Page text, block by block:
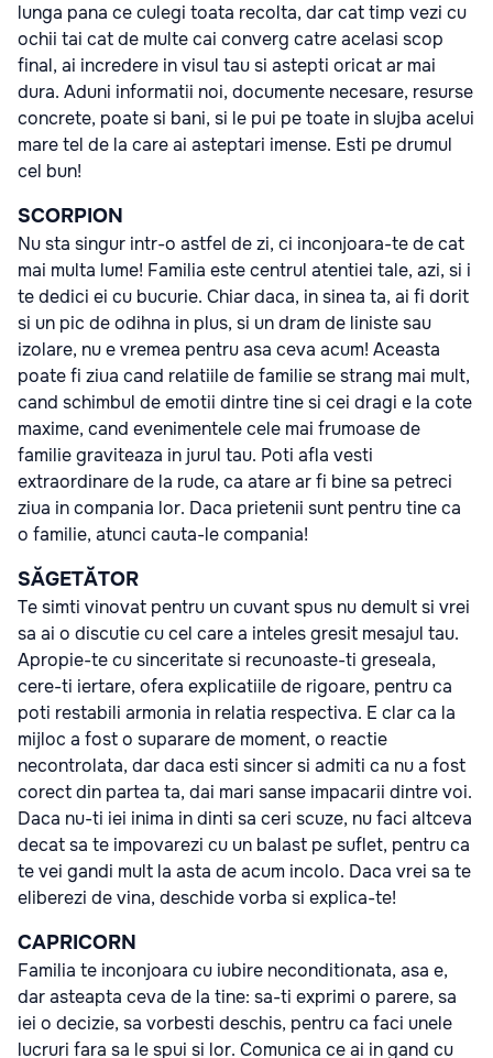
lunga pana ce culegi toata recolta, dar cat timp vezi cu
ochii tai cat de multe cai converg catre acelasi scop
final, ai incredere in visul tau si astepti oricat ar mai
dura. Aduni informatii noi, documente necesare, resurse
concrete, poate si bani, si le pui pe toate in slujba acelui
mare tel de la care ai asteptari imense. Esti pe drumul
cel bun!
SCORPION
Nu sta singur intr-o astfel de zi, ci inconjoara-te de cat
mai multa lume! Familia este centrul atentiei tale, azi, si i
te dedici ei cu bucurie. Chiar daca, in sinea ta, ai fi dorit
si un pic de odihna in plus, si un dram de liniste sau
izolare, nu e vremea pentru asa ceva acum! Aceasta
poate fi ziua cand relatiile de familie se strang mai mult,
cand schimbul de emotii dintre tine si cei dragi e la cote
maxime, cand evenimentele cele mai frumoase de
familie graviteaza in jurul tau. Poti afla vesti
extraordinare de la rude, ca atare ar fi bine sa petreci
ziua in compania lor. Daca prietenii sunt pentru tine ca
o familie, atunci cauta-le compania!
SĂGETĂTOR
Te simti vinovat pentru un cuvant spus nu demult si vrei
sa ai o discutie cu cel care a inteles gresit mesajul tau.
Apropie-te cu sinceritate si recunoaste-ti greseala,
cere-ti iertare, ofera explicatiile de rigoare, pentru ca
poti restabili armonia in relatia respectiva. E clar ca la
mijloc a fost o suparare de moment, o reactie
necontrolata, dar daca esti sincer si admiti ca nu a fost
corect din partea ta, dai mari sanse impacarii dintre voi.
Daca nu-ti iei inima in dinti sa ceri scuze, nu faci altceva
decat sa te impovarezi cu un balast pe suflet, pentru ca
te vei gandi mult la asta de acum incolo. Daca vrei sa te
eliberezi de vina, deschide vorba si explica-te!
CAPRICORN
Familia te inconjoara cu iubire neconditionata, asa e,
dar asteapta ceva de la tine: sa-ti exprimi o parere, sa
iei o decizie, sa vorbesti deschis, pentru ca faci unele
lucruri fara sa le spui si lor. Comunica ce ai in gand cu